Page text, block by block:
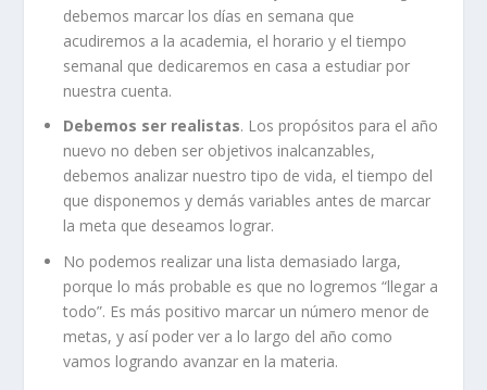
debemos marcar los días en semana que
acudiremos a la academia, el horario y el tiempo
semanal que dedicaremos en casa a estudiar por
nuestra cuenta.
Debemos ser realistas. Los propósitos para el año
nuevo no deben ser objetivos inalcanzables,
debemos analizar nuestro tipo de vida, el tiempo del
que disponemos y demás variables antes de marcar
la meta que deseamos lograr.
No podemos realizar una lista demasiado larga,
porque lo más probable es que no logremos “llegar a
todo”. Es más positivo marcar un número menor de
metas, y así poder ver a lo largo del año como
vamos logrando avanzar en la materia.